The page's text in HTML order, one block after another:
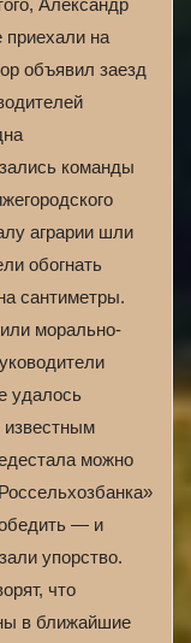
Александр
приехали на
объявил заезд
команды
аграрии шли
обогнать
сантиметры.
морально-
удалось
известным
можно
— и
упорство.
что
в ближайшие